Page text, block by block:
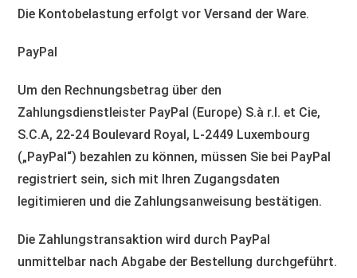
Die Kontobelastung erfolgt vor Versand der Ware.
PayPal
Um den Rechnungsbetrag über den
Zahlungsdienstleister PayPal (Europe) S.à r.l. et Cie,
S.C.A, 22-24 Boulevard Royal, L-2449 Luxembourg
(„PayPal“) bezahlen zu können, müssen Sie bei PayPal
registriert sein, sich mit Ihren Zugangsdaten
legitimieren und die Zahlungsanweisung bestätigen.
Die Zahlungstransaktion wird durch PayPal
unmittelbar nach Abgabe der Bestellung durchgeführt.